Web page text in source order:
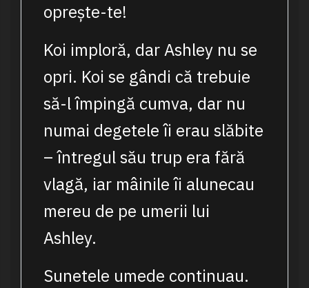
oprește-te!
Koi imploră, dar Ashley nu se
opri. Koi se gândi că trebuie
să-l împingă cumva, dar nu
numai degetele îi erau slăbite
– întregul său trup era fără
vlagă, iar mâinile îi alunecau
mereu de pe umerii lui
Ashley.
Sunetele umede continuau.